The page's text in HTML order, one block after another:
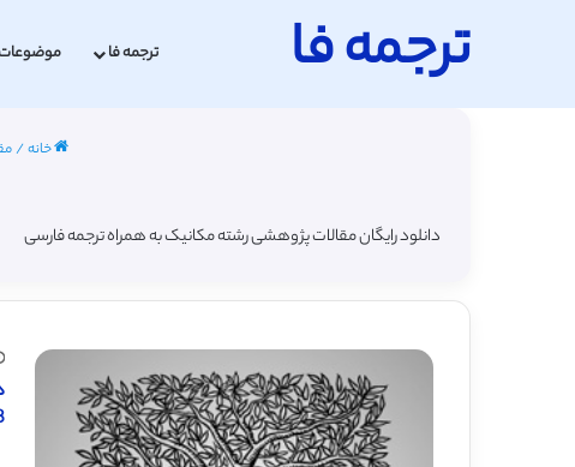
ترجمه فا ترجمه فا
خانه/
دانلود رایگان مقالات پژوهشی رشته مکانیک به همراه ترجمه فارسی